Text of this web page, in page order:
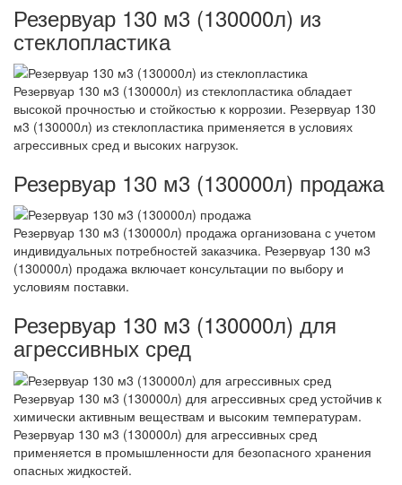
Резервуар 130 м3 (130000л) из
стеклопластика
Резервуар 130 м3 (130000л) из стеклопластика обладает
высокой прочностью и стойкостью к коррозии. Резервуар 130
м3 (130000л) из стеклопластика применяется в условиях
агрессивных сред и высоких нагрузок.
Резервуар 130 м3 (130000л) продажа
Резервуар 130 м3 (130000л) продажа организована с учетом
индивидуальных потребностей заказчика. Резервуар 130 м3
(130000л) продажа включает консультации по выбору и
условиям поставки.
Резервуар 130 м3 (130000л) для
агрессивных сред
Резервуар 130 м3 (130000л) для агрессивных сред устойчив к
химически активным веществам и высоким температурам.
Резервуар 130 м3 (130000л) для агрессивных сред
применяется в промышленности для безопасного хранения
опасных жидкостей.